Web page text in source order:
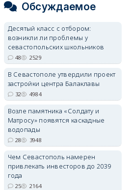
сапбордах унесло от берега
Крыма на километр в море
Спасатели благополучно
вернули туристов обратно на
сушу.
29/07/2026 17:03 6376
Обсуждаемое
Десятый класс с отбором:
возникли ли проблемы у
севастопольских школьников
48 2529
В Севастополе утвердили проект
застройки центра Балаклавы
32 4984
Возле памятника «Солдату и
Матросу» появятся каскадные
водопады
28 3948
Чем Севастополь намерен
привлекать инвесторов до 2039
года
25 2164